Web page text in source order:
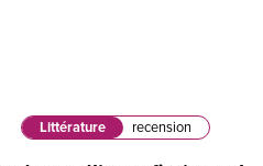
Littérature recension